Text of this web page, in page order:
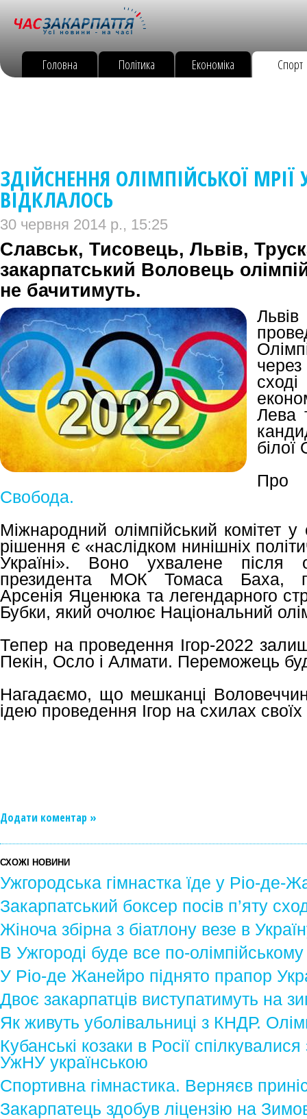
Головна Політика Економіка Спорт
ЗДІЙСНЕННЯ ОЛІМПІЙСЬКОЇ МРІЇ
ВІДКЛАЛОСЬ
30 червня 2014 р., 15:25
Славськ, Тисовець, Львів,
закарпатський Воловець
не бачитимуть.
Лева
білої
Про
Свобода.
Міжнародний олімпійський комітет
рішення є «наслідком нинішніх
Україні». Воно ухвалене після
президента МОК Томаса Баха,
Арсенія Яценюка та легендарного
Бубки, який очолює Національний
Тепер на проведення Ігор-2022
Пекін, Осло і Алмати. Переможець
Нагадаємо, що мешканці
ідею проведення Ігор на схилах своїх
Додати коментар »
СХОЖІ НОВИНИ
Ужгородська гімнастка їде у Ріо-де-
Закарпатський боксер посів п’яту
Жіноча збірна з біатлону везе в
В Ужгороді буде все по-олімпійському
У Ріо-де Жанейро піднято прапор
Двоє закарпатців виступатимуть на
Як живуть уболівальниці з КНДР.
Кубанські козаки в Росії
УжНУ українською
Спортивна гімнастика. Верняєв
Закарпатець здобув ліцензію на